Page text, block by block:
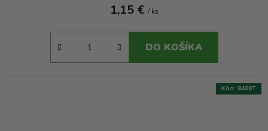
1,15 € / ks
DO KOŠÍKA
Kód: 8488T